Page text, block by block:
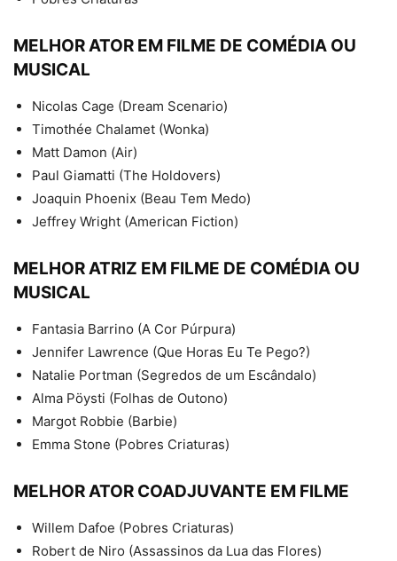
MELHOR ATOR EM FILME DE COMÉDIA OU
MUSICAL
Nicolas Cage (Dream Scenario)
Timothée Chalamet (Wonka)
Matt Damon (Air)
Paul Giamatti (The Holdovers)
Joaquin Phoenix (Beau Tem Medo)
Jeffrey Wright (American Fiction)
MELHOR ATRIZ EM FILME DE COMÉDIA OU
MUSICAL
Fantasia Barrino (A Cor Púrpura)
Jennifer Lawrence (Que Horas Eu Te Pego?)
Natalie Portman (Segredos de um Escândalo)
Alma Pöysti (Folhas de Outono)
Margot Robbie (Barbie)
Emma Stone (Pobres Criaturas)
MELHOR ATOR COADJUVANTE EM FILME
Willem Dafoe (Pobres Criaturas)
Robert de Niro (Assassinos da Lua das Flores)